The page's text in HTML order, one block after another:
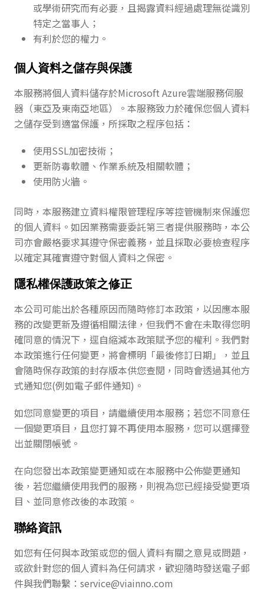
或學術研究而有必要，且揭露資料經過處理無從識別
特定之當事人；
有利於您的權力。
個人資料之儲存與保護
本服務將個人資料儲存於Microsoft Azure雲端服務伺服
器（東亞及東南亞地區）。本服務致力於確保您個人資料
之儲存受到適當保護，所採取之程序包括：
使用SSL加密技術；
更新防毒軟體、作業系統及相關軟體；
使用防火牆。
同時，本服務建立資料權限管理程序等控管機制來保護您
的個人資料。如因業務需要委託第三者提供服務時，本公
司亦會嚴格要求其遵守保密義務，並且採取必要檢查程序
以確定其確實遵守對個人資料之保密。
隱私權保護政策之修正
本公司可能出於各種原因而隨時修訂本政策，以因應本服
務的改變更新及遵循相關法律，但我們不會在未取得您明
確同意的情況下，逕自縮減本政策賦予您的權利。我們對
本政策進行任何變更，將會標明「最後修訂日期」，並且
會隨時保存政策的封存版本供您查閱，同時會透過其他方
式通知您(例如電子郵件通知)。
如您同意變更的項目，請繼續使用本服務；若您不同意任
一個變更項目，且您打算不再使用本服務，您可以選擇登
出並關閉帳號。
在向您發出本政策變更通知或在本服務中公佈變更通知
後，若您繼續使用我們的服務，則視為您已經接受變更項
目、並同意修改後的本政策。
聯絡資訊
如您有任何與本政策或您的個人資料有關之意見或問題，
或欲針對您的個人資料為任何請求，歡迎隨時發送電子郵
件與我們聯繫： service@viainno.com